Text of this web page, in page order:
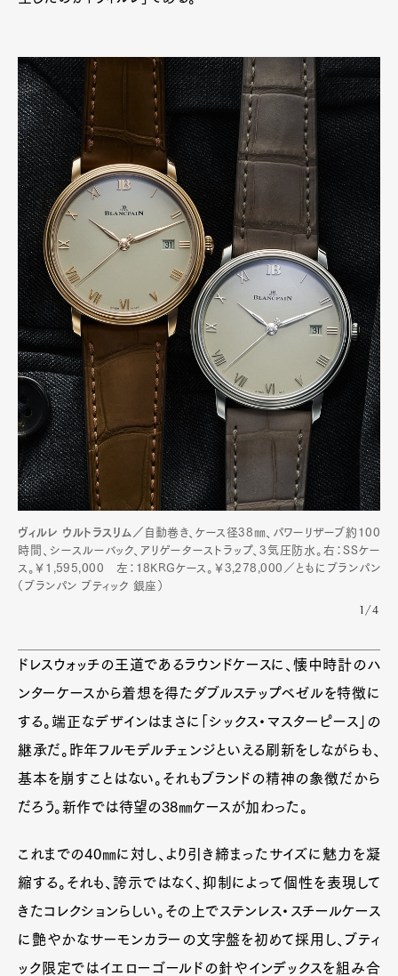
Art&DesignWatch Fashion
ProductCultureLifestyle
Pen Membership
Magazine
Official Columnist
About
Contact
Pen Meet
Pen international Pen tw
ヴィルレ ウルトラスリム／ 自動巻き、ケース径38㎜、パワーリザーブ約100
時間、シースルーバック、アリゲーターストラップ、3気圧防水。右：SSケー
ス。￥1,595,000 左：18KRGケース。￥3,278,000／ともにブランパン
（ブランパン ブティック 銀座）
1/4
ドレスウォッチの王道であるラウンドケースに、懐中時計のハ
ンターケースから着想を得たダブルステップベゼルを特徴に
する。端正なデザインはまさに「シックス・マスターピース」の
継承だ。昨年フルモデルチェンジといえる刷新をしながらも、
基本を崩すことはない。それもブランドの精神の象徴だから
だろう。新作では待望の38㎜ケースが加わった。
これまでの40㎜に対し、より引き締まったサイズに魅力を凝
縮する。それも、誇示ではなく、抑制によって個性を表現して
きたコレクションらしい。その上でステンレス・スチールケース
に艶やかなサーモンカラーの文字盤を初めて採用し、ブティ
ック限定ではイエローゴールドの針やインデックスを組み合